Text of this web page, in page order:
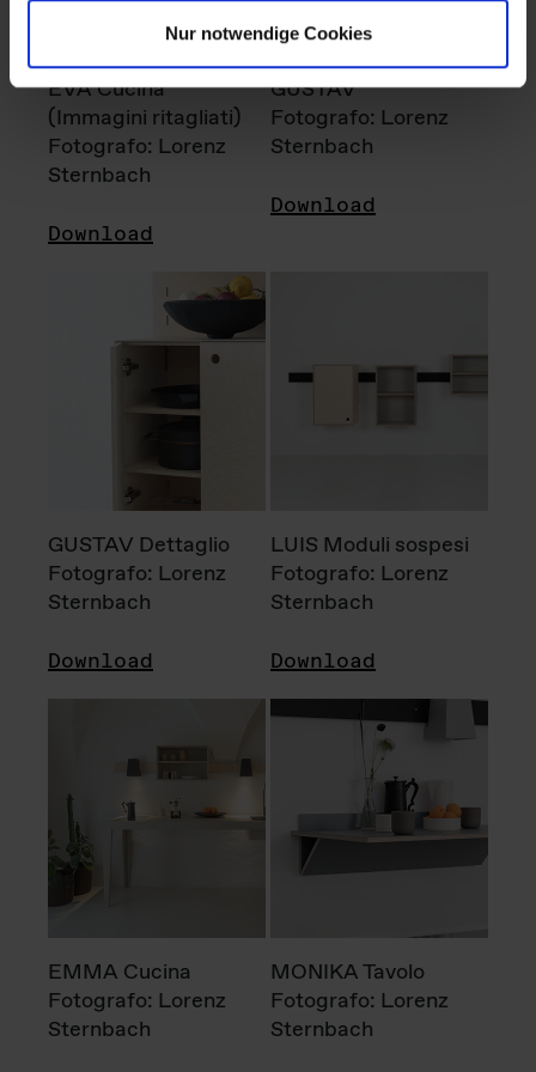
Nur notwendige Cookies
EVA Cucina
(Immagini ritagliati)
Fotografo: Lorenz
Sternbach
Download
GUSTAV
Fotografo: Lorenz
Sternbach
Download
GUSTAV Dettaglio
Fotografo: Lorenz
Sternbach
Download
LUIS Moduli sospesi
Fotografo: Lorenz
Sternbach
Download
EMMA Cucina
Fotografo: Lorenz
Sternbach
MONIKA Tavolo
Fotografo: Lorenz
Sternbach